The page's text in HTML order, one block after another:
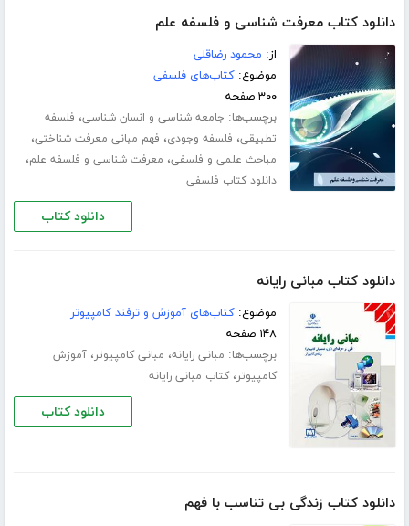
دانلود کتاب معرفت شناسی و فلسفه علم‎
از: محمود رضاقلی
موضوع:کتاب‌های فلسفی
۳۰۰ صفحه
برچسب‌ها: جامعه شناسی و انسان شناسی، فلسفه
تطبیقی، فلسفه وجودی، فهم مبانی معرفت شناختی،
مباحث علمی و فلسفی، معرفت شناسی و فلسفه علم،
دانلود کتاب فلسفی
دانلود کتاب
دانلود کتاب مبانی رایانه
موضوع:کتاب‌های آموزش و ترفند کامپیوتر
۱۴۸ صفحه
برچسب‌ها: مبانی رایانه، مبانی کامپیوتر،آموزش
کامپیوتر،کتاب مبانی رایانه
دانلود کتاب
دانلود کتاب زندگی بی تناسب با فهم